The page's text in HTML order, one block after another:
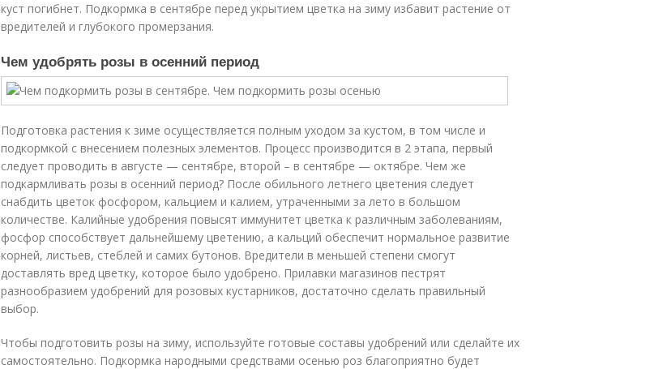
куст погибнет. Подкормка в сентябре перед укрытием цветка на зиму избавит растение от
вредителей и глубокого промерзания.
Чем удобрять розы в осенний период
Подготовка растения к зиме осуществляется полным уходом за кустом, в том числе и
подкормкой с внесением полезных элементов. Процесс производится в 2 этапа, первый
следует проводить в августе — сентябре, второй – в сентябре — октябре. Чем же
подкармливать розы в осенний период? После обильного летнего цветения следует
снабдить цветок фосфором, кальцием и калием, утраченными за лето в большом
количестве. Калийные удобрения повысят иммунитет цветка к различным заболеваниям,
фосфор способствует дальнейшему цветению, а кальций обеспечит нормальное развитие
корней, листьев, стеблей и самих бутонов. Вредители в меньшей степени смогут
доставлять вред цветку, которое было удобрено. Прилавки магазинов пестрят
разнообразием удобрений для розовых кустарников, достаточно сделать правильный
выбор.
Чтобы подготовить розы на зиму, используйте готовые составы удобрений или сделайте их
самостоятельно. Подкормка народными средствами осенью роз благоприятно будет